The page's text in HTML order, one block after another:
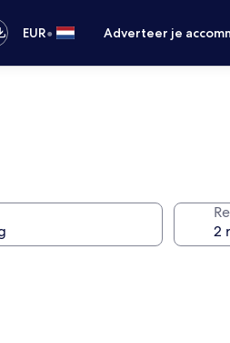
EUR• Adverteer je